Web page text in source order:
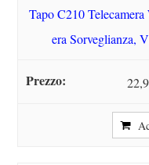
Tapo C210
era Sorveglianza,